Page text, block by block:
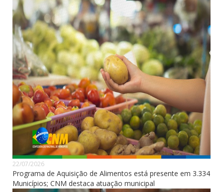
22/07/2026
Programa de Aquisição de Alimentos está presente em 3.334
Municípios; CNM destaca atuação municipal